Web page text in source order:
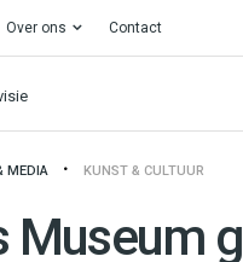
Over ons Contact
MEDIA KUNST & CULTUUR
Museum